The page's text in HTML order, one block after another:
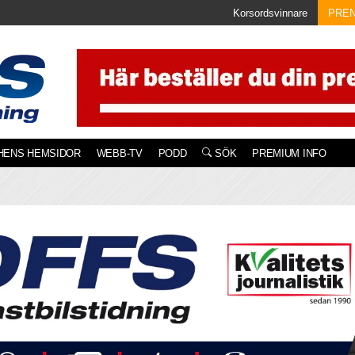
Korsordsvinnare
HEMSIDOR WEBB-TV PODD SÖK PREMIUM INFO